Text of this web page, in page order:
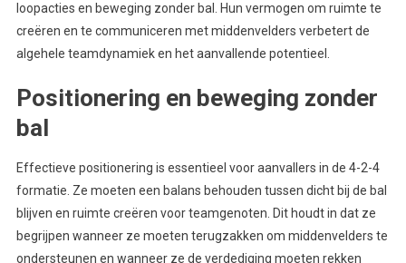
loopacties en beweging zonder bal. Hun vermogen om ruimte te
creëren en te communiceren met middenvelders verbetert de
algehele teamdynamiek en het aanvallende potentieel.
Positionering en beweging zonder
bal
Effectieve positionering is essentieel voor aanvallers in de 4-2-4
formatie. Ze moeten een balans behouden tussen dicht bij de bal
blijven en ruimte creëren voor teamgenoten. Dit houdt in dat ze
begrijpen wanneer ze moeten terugzakken om middenvelders te
ondersteunen en wanneer ze de verdediging moeten rekken